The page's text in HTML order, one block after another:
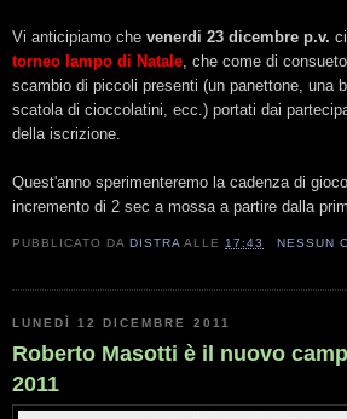
Vi anticipiamo che venerdi 23 dicembre p.v.
torneo lampo di Natale, che come di
scambio di piccoli presenti (un panettone, una
scatola di cioccolatini, ecc.) portati dai
della iscrizione.
Quest'anno sperimenteremo la cadenza di
incremento di 2 sec a mossa a partire dalla
PUBBLICATO DADISTRA ALLE 17:43 NESSUN
LUNEDÌ 12 DICEMBRE 2011
Roberto Masotti è il nuovo
2011